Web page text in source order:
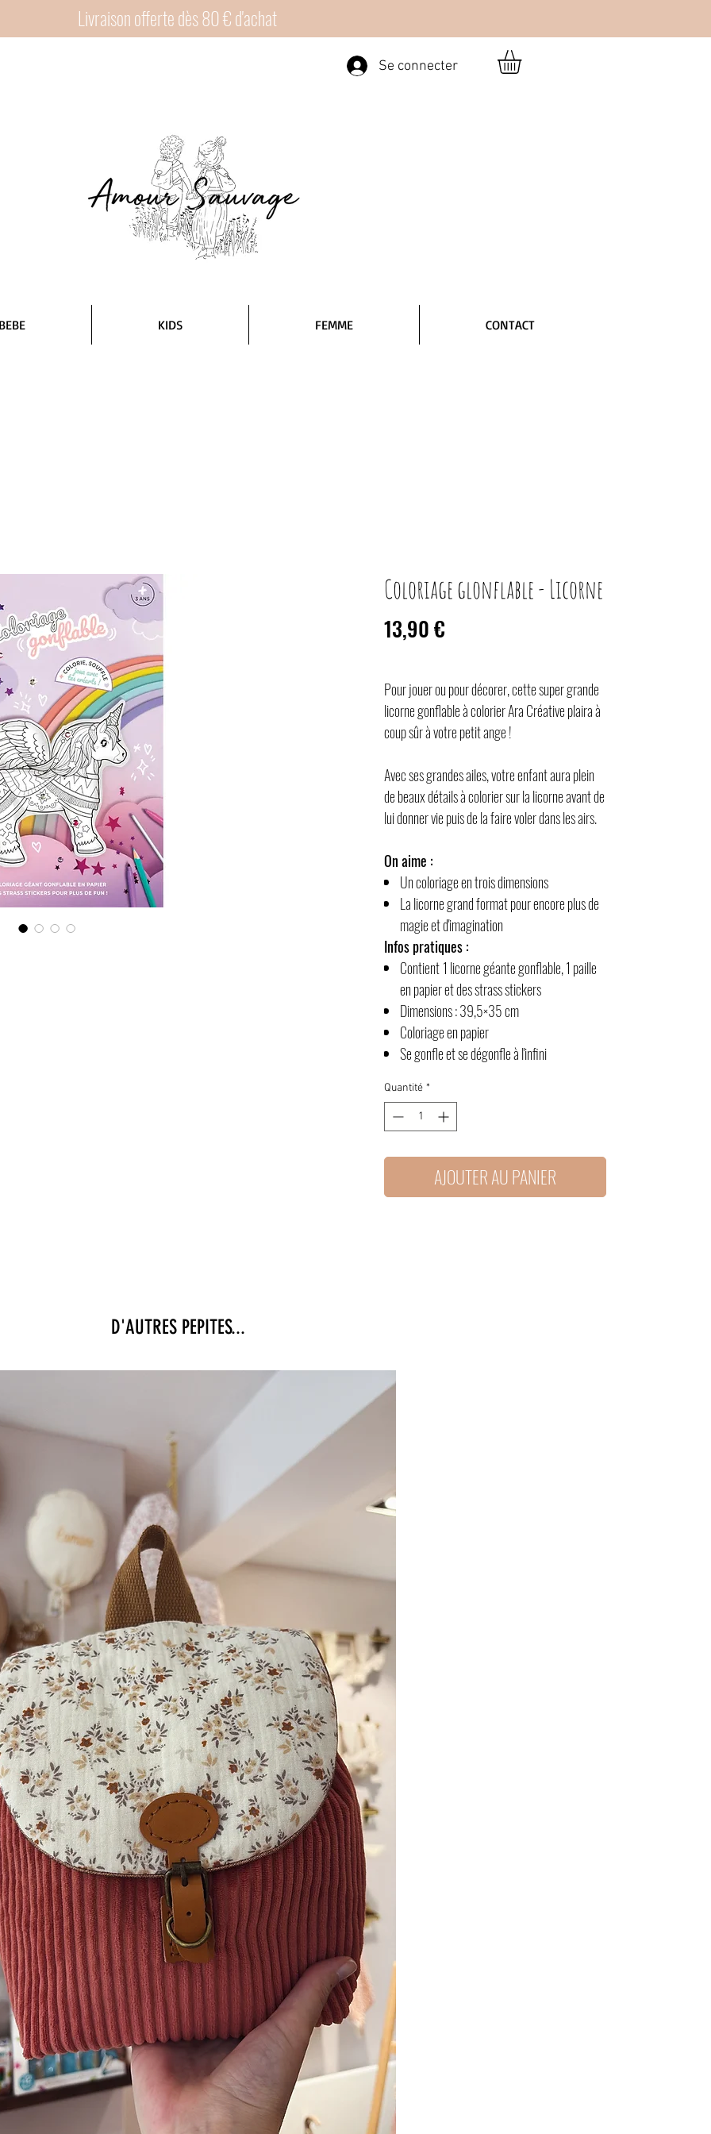
Se connecter
Livraison offerte dès 80 € d'achat
BEBE KIDS FEMME CONTACT
Coloriage glonflable - Licorne
13,90 €
Pour jouer ou pour décorer, cette super grande
licorne gonflable à colorier Ara Créative plaira à
coup sûr à votre petit ange !
Avec ses grandes ailes, votre enfant aura plein
de beaux détails à colorier sur la licorne avant de
lui donner vie puis de la faire voler dans les airs.
On aime :
Un coloriage en trois dimensions
La licorne grand format pour encore plus de
magie et d'imagination
Infos pratiques :
Contient1 licorne géante gonflable, 1 paille
en papier et des strass stickers
Dimensions : 39,5×35 cm
Coloriage en papier
Se gonfle et se dégonfle à l'infini
Quantité *
AJOUTER AU PANIER
D'AUTRES PEPITES...